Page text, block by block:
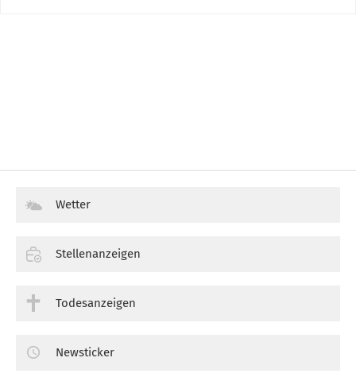
Wetter
Stellenanzeigen
Todesanzeigen
Newsticker